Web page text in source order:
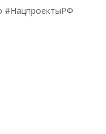
#НацпроектыРФ